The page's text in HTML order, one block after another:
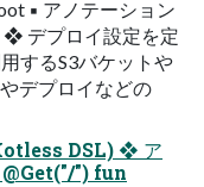
▪ アノテーション
❖ デプロイ設定を定
するS3バケットや
デプロイなどの
DSL) ❖ ア
@Get("/") fun